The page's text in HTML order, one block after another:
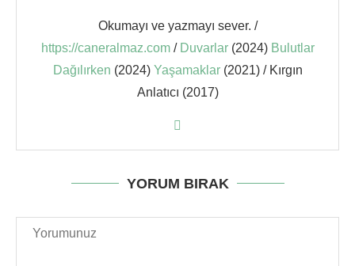
Okumayı ve yazmayı sever. /
https://caneralmaz.com/ Duvarlar (2024) Bulutlar
Dağılırken (2024) Yaşamaklar(2021) / Kırgın
Anlatıcı (2017)
YORUM BIRAK